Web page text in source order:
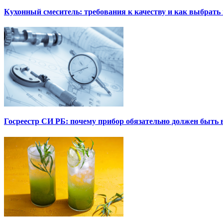
Кухонный смеситель: требования к качеству и как
Госреестр СИ РБ: почему прибор обязательно должен быть